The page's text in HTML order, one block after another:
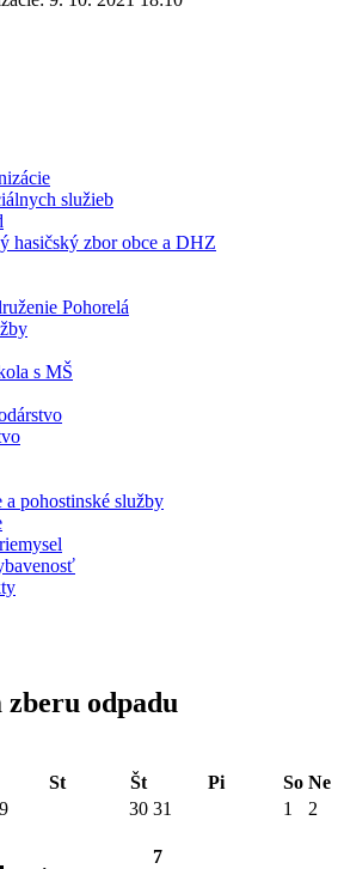
služieb
hasičský zbor obce a DHZ
Pohorelá
s MŠ
a pohostinské služby
odpadu
St Št Pi So Ne
30 31 1
2
7